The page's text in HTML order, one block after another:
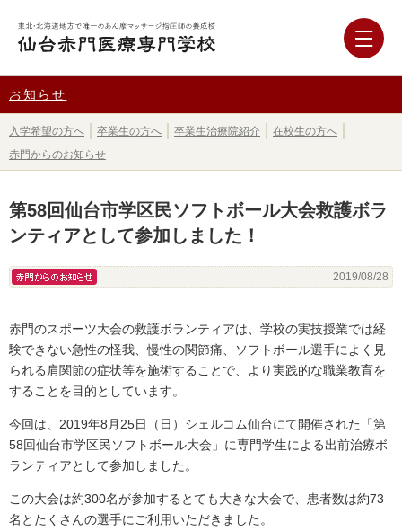
お知らせ
入学希望の方へ 卒業生の方へ 卒業生治療院紹介
在校生の方へ
赤門からのお知らせ
第58回仙台市学区民ソフトボール大会救護ボラ
ンティアとして参加しました！
2019/08/28
赤門のスポーツ大会の救護ボランティアは、学校の実技授業では経
験できない急性の怪我、慢性の関節痛、ソフトボール選手によく見
られる肩関節の症状等を施術することで、より実践的な職業教育を
することを目的としています。
今回は、2019年8月25日（日）シェルコム仙台にて開催された「第
58回仙台市学区民ソフトボール大会」に専門学生による出前治療ボ
ランティアとして参加しました。
この大会は約300名が参加するとても大きな大会で、患者数は約73
名とたくさんの選手にご利用いただきました。